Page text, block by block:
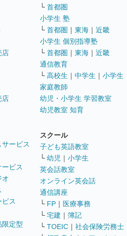
店
店
ービス
ビス
オ
ス
限定型
└ 首都圏
小学生 塾
└ 首都圏 ｜ 東海 ｜ 近畿
小学生 個別指導塾
└ 首都圏 ｜ 東海 ｜ 近畿
通信教育
└ 高校生 ｜ 中学生 ｜ 小学生
家庭教師
幼児・小学生 学習教室
幼児教室 知育
スクール
子ども英語教室
└ 幼児 ｜ 小学生
英会話教室
オンライン英会話
通信講座
└ FP ｜ 医療事務
└ 宅建 ｜ 簿記
└ TOEIC ｜ 社会保険労務士